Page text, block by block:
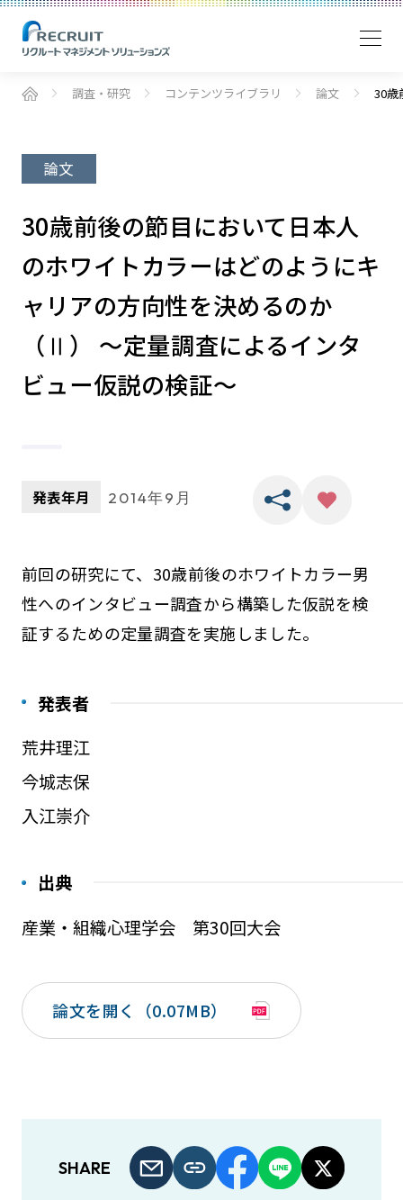
調査・研究 コンテンツライブラリ 論文 30歳
論文
30歳前後の節目において日本人
のホワイトカラーはどのようにキ
ャリアの方向性を決めるのか
（Ⅱ） ～定量調査によるインタ
ビュー仮説の検証～
発表年月 2014年9月
前回の研究にて、30歳前後のホワイトカラー男
性へのインタビュー調査から構築した仮説を検
証するための定量調査を実施しました。
発表者
荒井理江
今城志保
入江崇介
出典
産業・組織心理学会 第30回大会
論文を開く（0.07MB）
SHARE